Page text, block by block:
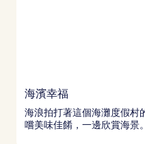
海濱幸福
海浪拍打著這個海灘度假村
嚐美味佳餚，一邊欣賞海景。